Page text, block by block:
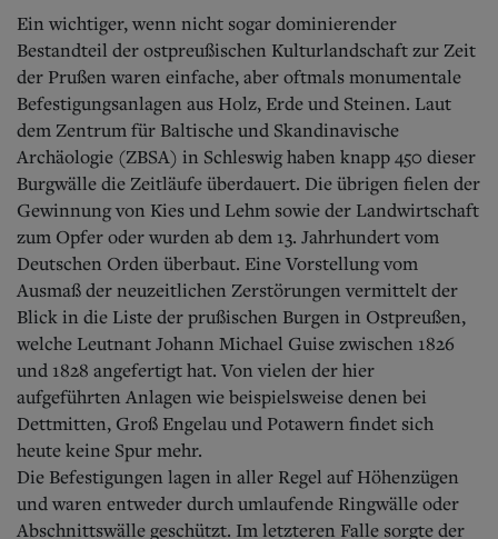
Impressum
Datenschutz
Ein wichtiger, wenn nicht sogar dominierender
Bestandteil der ostpreußischen Kulturlandschaft zur Zeit
der Prußen waren einfache, aber oftmals monumentale
Befestigungsanlagen aus Holz, Erde und Steinen. Laut
dem Zentrum für Baltische und Skandinavische
Archäologie (ZBSA) in Schleswig haben knapp 450 dieser
Burgwälle die Zeitläufe überdauert. Die übrigen fielen der
Gewinnung von Kies und Lehm sowie der Landwirtschaft
zum Opfer oder wurden ab dem 13. Jahrhundert vom
Deutschen Orden überbaut. Eine Vorstellung vom
Ausmaß der neuzeitlichen Zerstörungen vermittelt der
Blick in die Liste der prußischen Burgen in Ostpreußen,
welche Leutnant Johann Michael Guise zwischen 1826
und 1828 angefertigt hat. Von vielen der hier
aufgeführten Anlagen wie beispielsweise denen bei
Dettmitten, Groß Engelau und Potawern findet sich
heute keine Spur mehr.
Die Befestigungen lagen in aller Regel auf Höhenzügen
und waren entweder durch umlaufende Ringwälle oder
Abschnittswälle geschützt. Im letzteren Falle sorgte der